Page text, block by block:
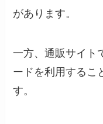
があります。
一方、通販サイト
ードを利用するこ
す。